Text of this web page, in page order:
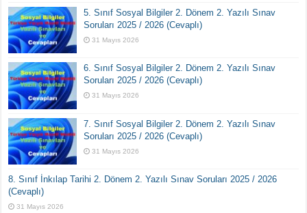
5. Sınıf Sosyal Bilgiler 2. Dönem 2. Yazılı Sınav
Soruları 2025 / 2026 (Cevaplı)
31 Mayıs 2026
6. Sınıf Sosyal Bilgiler 2. Dönem 2. Yazılı Sınav
Soruları 2025 / 2026 (Cevaplı)
31 Mayıs 2026
7. Sınıf Sosyal Bilgiler 2. Dönem 2. Yazılı Sınav
Soruları 2025 / 2026 (Cevaplı)
31 Mayıs 2026
8. Sınıf İnkılap Tarihi 2. Dönem 2. Yazılı Sınav Soruları 2025 / 2026
(Cevaplı)
31 Mayıs 2026